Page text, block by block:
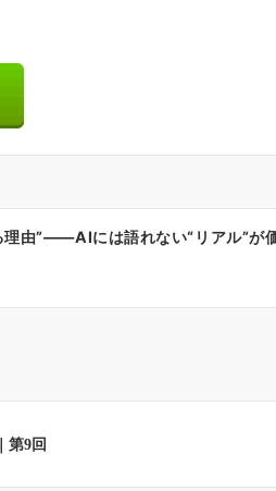
理由”――AIには語れない“リアル”が
第9回